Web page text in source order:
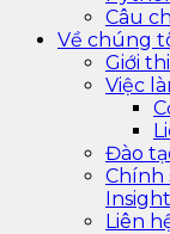
Câu
Về chúng
Giới
Việc
Đào
Chính
Liên